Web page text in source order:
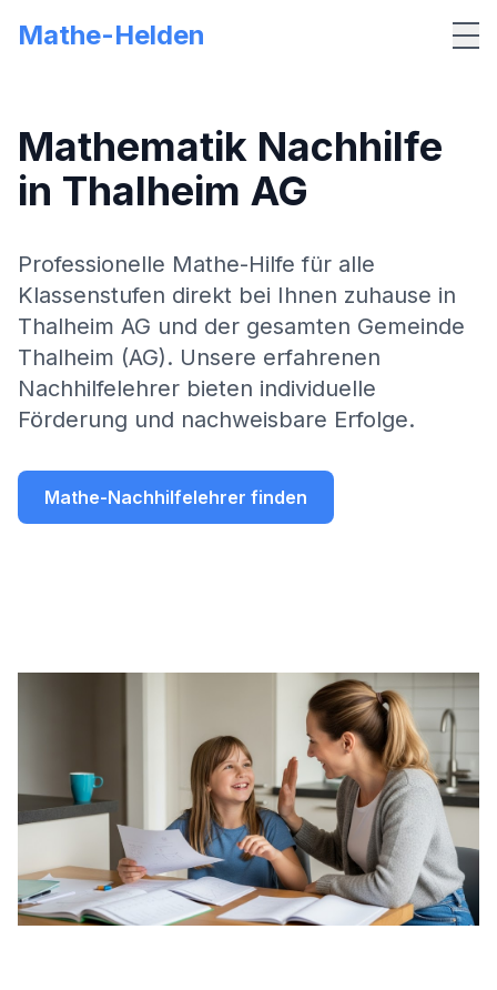
Mathe-Helden
Mathematik Nachhilfe
in Thalheim AG
Professionelle Mathe-Hilfe für alle
Klassenstufen direkt bei Ihnen zuhause in
Thalheim AG und der gesamten Gemeinde
Thalheim (AG). Unsere erfahrenen
Nachhilfelehrer bieten individuelle
Förderung und nachweisbare Erfolge.
Mathe-Nachhilfelehrer finden